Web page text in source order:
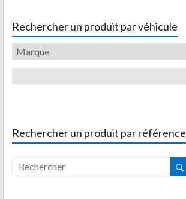
Rechercher un produit par véhicule
Rechercher un produit par référence